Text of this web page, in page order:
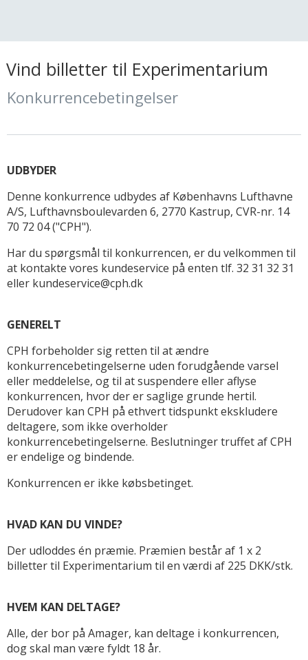
Vind billetter til Experimentarium
Konkurrencebetingelser
UDBYDER
Denne konkurrence udbydes af Københavns Lufthavne
A/S, Lufthavnsboulevarden 6, 2770 Kastrup, CVR-nr. 14
70 72 04 ("CPH").
Har du spørgsmål til konkurrencen, er du velkommen til
at kontakte vores kundeservice på enten tlf. 32 31 32 31
eller kundeservice@cph.dk
GENERELT
CPH forbeholder sig retten til at ændre
konkurrencebetingelserne uden forudgående varsel
eller meddelelse, og til at suspendere eller aflyse
konkurrencen, hvor der er saglige grunde hertil.
Derudover kan CPH på ethvert tidspunkt ekskludere
deltagere, som ikke overholder
konkurrencebetingelserne. Beslutninger truffet af CPH
er endelige og bindende.
Konkurrencen er ikke købsbetinget.
HVAD KAN DU VINDE?
Der udloddes én præmie. Præmien består af 1 x 2
billetter til Experimentarium til en værdi af 225 DKK/stk.
HVEM KAN DELTAGE?
Alle, der bor på Amager, kan deltage i konkurrencen,
dog skal man være fyldt 18 år.